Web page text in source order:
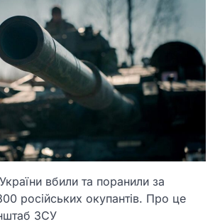
вбили та поранили за
російських окупантів. Про це
ЗСУ